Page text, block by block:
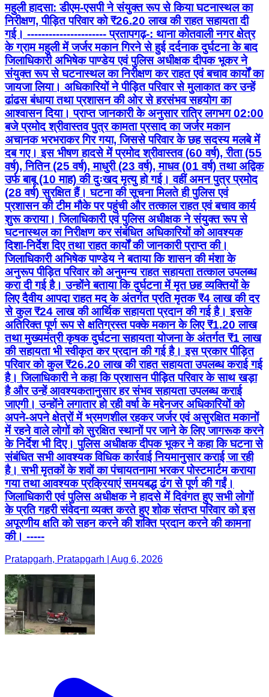
महुली हादसा: डीएम-एसपी ने संयुक्त रूप से किया घटनास्थल का
निरीक्षण, पीड़ित परिवार को ₹26.20 लाख की राहत सहायता दी
गई। ---------------------- प्रतापगढ़-: थाना कोतवाली नगर क्षेत्र
के ग्राम महुली में जर्जर मकान गिरने से हुई दर्दनाक दुर्घटना के बाद
जिलाधिकारी अभिषेक पाण्डेय एवं पुलिस अधीक्षक दीपक भूकर ने
संयुक्त रूप से घटनास्थल का निरीक्षण कर राहत एवं बचाव कार्यों का
जायजा लिया। अधिकारियों ने पीड़ित परिवार से मुलाकात कर उन्हें
ढांढस बंधाया तथा प्रशासन की ओर से हरसंभव सहयोग का
आश्वासन दिया। प्राप्त जानकारी के अनुसार रात्रि लगभग 02:00
बजे प्रमोद श्रीवास्तव पुत्र कामता प्रसाद का जर्जर मकान
अचानक भरभराकर गिर गया, जिससे परिवार के छह सदस्य मलबे में
दब गए। इस भीषण हादसे में प्रमोद श्रीवास्तव (60 वर्ष), रीता (55
वर्ष), नितिन (25 वर्ष), माधुरी (23 वर्ष), माधव (01 वर्ष) तथा अद्विक
उर्फ बाबू (10 माह) की दुःखद मृत्यु हो गई। वहीं अमन पुत्र प्रमोद
(28 वर्ष) सुरक्षित हैं। घटना की सूचना मिलते ही पुलिस एवं
प्रशासन की टीम मौके पर पहुंची और तत्काल राहत एवं बचाव कार्य
शुरू कराया। जिलाधिकारी एवं पुलिस अधीक्षक ने संयुक्त रूप से
घटनास्थल का निरीक्षण कर संबंधित अधिकारियों को आवश्यक
दिशा-निर्देश दिए तथा राहत कार्यों की जानकारी प्राप्त की।
जिलाधिकारी अभिषेक पाण्डेय ने बताया कि शासन की मंशा के
अनुरूप पीड़ित परिवार को अनुमन्य राहत सहायता तत्काल उपलब्ध
करा दी गई है। उन्होंने बताया कि दुर्घटना में मृत छह व्यक्तियों के
लिए दैवीय आपदा राहत मद के अंतर्गत प्रति मृतक ₹4 लाख की दर
से कुल ₹24 लाख की आर्थिक सहायता प्रदान की गई है। इसके
अतिरिक्त पूर्ण रूप से क्षतिग्रस्त पक्के मकान के लिए ₹1.20 लाख
तथा मुख्यमंत्री कृषक दुर्घटना सहायता योजना के अंतर्गत ₹1 लाख
की सहायता भी स्वीकृत कर प्रदान की गई है। इस प्रकार पीड़ित
परिवार को कुल ₹26.20 लाख की राहत सहायता उपलब्ध कराई गई
है। जिलाधिकारी ने कहा कि प्रशासन पीड़ित परिवार के साथ खड़ा
है और उन्हें आवश्यकतानुसार हर संभव सहायता उपलब्ध कराई
जाएगी। उन्होंने लगातार हो रही वर्षा के मद्देनजर अधिकारियों को
अपने-अपने क्षेत्रों में भ्रमणशील रहकर जर्जर एवं असुरक्षित मकानों
में रहने वाले लोगों को सुरक्षित स्थानों पर जाने के लिए जागरूक करने
के निर्देश भी दिए। पुलिस अधीक्षक दीपक भूकर ने कहा कि घटना से
संबंधित सभी आवश्यक विधिक कार्रवाई नियमानुसार कराई जा रही
है। सभी मृतकों के शवों का पंचायतनामा भरकर पोस्टमार्टम कराया
गया तथा आवश्यक प्रक्रियाएं समयबद्ध ढंग से पूर्ण की गईं।
जिलाधिकारी एवं पुलिस अधीक्षक ने हादसे में दिवंगत हुए सभी लोगों
के प्रति गहरी संवेदना व्यक्त करते हुए शोक संतप्त परिवार को इस
अपूरणीय क्षति को सहन करने की शक्ति प्रदान करने की कामना
की। -----
Pratapgarh, Pratapgarh | Aug 6, 2026